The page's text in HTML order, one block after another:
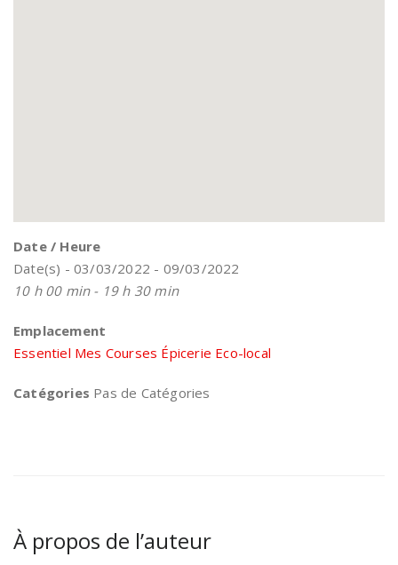
Date / Heure
Date(s) - 03/03/2022 - 09/03/2022
10 h 00 min - 19 h 30 min
Emplacement
Essentiel Mes Courses Épicerie Eco-local
Catégories Pas de Catégories
À propos de l’auteur